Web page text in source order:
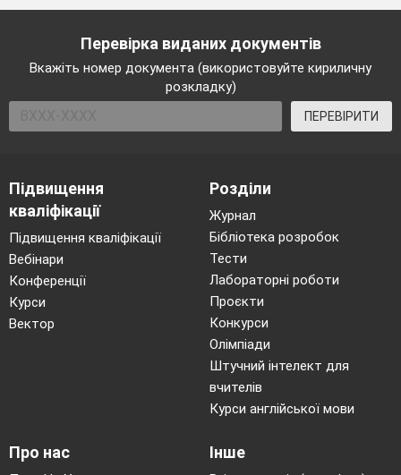
Перевірка виданих документів
Вкажіть номер документа (використовуйте кириличну
розкладку)
ПЕРЕВІРИТИ
Підвищення
кваліфікації
Підвищення кваліфікації
Вебінари
Конференції
Курси
Вектор
Розділи
Журнал
Бібліотека розробок
Тести
Лабораторні роботи
Проєкти
Конкурси
Олімпіади
Штучний інтелект для
вчителів
Курси англійської мови
Про нас Інше